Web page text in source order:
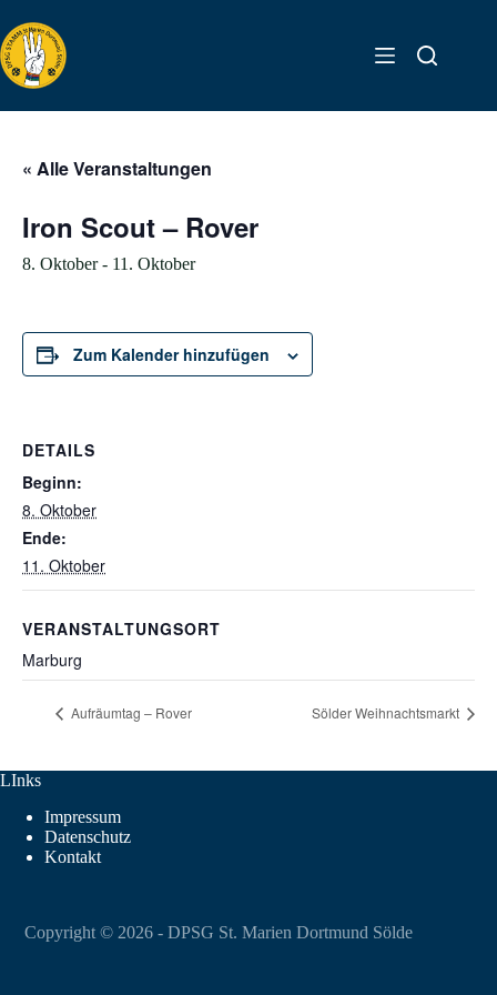
Inhalt
springen
« Alle Veranstaltungen
Iron Scout – Rover
8. Oktober- 11. Oktober
Zum Kalender hinzufügen
DETAILS
Beginn:
8. Oktober
Ende:
11. Oktober
VERANSTALTUNGSORT
Marburg
Aufräumtag – Rover Sölder Weihnachtsmarkt
LInks
Impressum
Datenschutz
Kontakt
Copyright © 2026 - DPSG St. Marien Dortmund Sölde